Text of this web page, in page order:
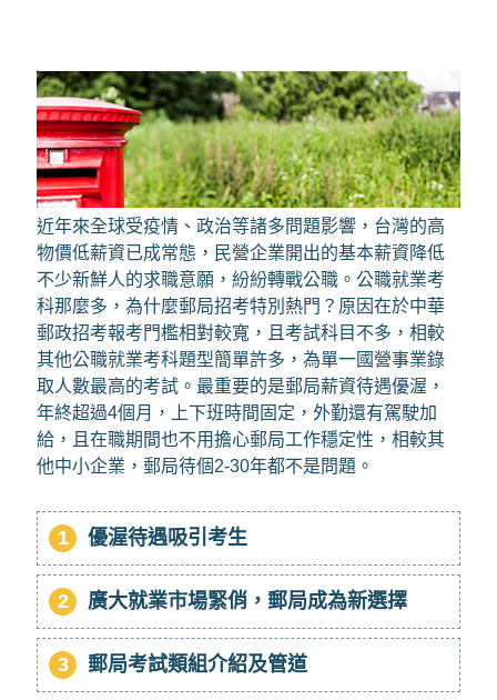
近年來全球受疫情、政治等諸多問題影響，台灣的高
物價低薪資已成常態，民營企業開出的基本薪資降低
不少新鮮人的求職意願，紛紛轉戰公職。公職就業考
科那麼多，為什麼郵局招考特別熱門？原因在於中華
郵政招考報考門檻相對較寬，且考試科目不多，相較
其他公職就業考科題型簡單許多，為單一國營事業錄
取人數最高的考試。最重要的是郵局薪資待遇優渥，
年終超過4個月，上下班時間固定，外勤還有駕駛加
給，且在職期間也不用擔心郵局工作穩定性，相較其
他中小企業，郵局待個2-30年都不是問題。
1 優渥待遇吸引考生
2 廣大就業市場緊俏，郵局成為新選擇
3 郵局考試類組介紹及管道